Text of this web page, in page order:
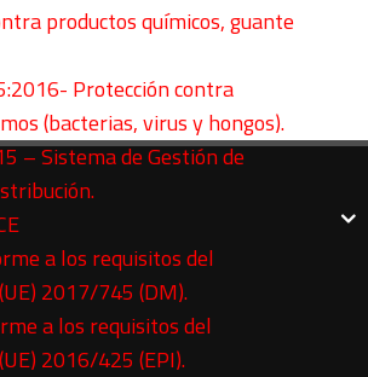
productos químicos, guante
Protección contra
(bacterias, virus y hongos).
– Sistema de Gestión de
a los requisitos del
2017/745 (DM).
a los requisitos del
2016/425 (EPI).